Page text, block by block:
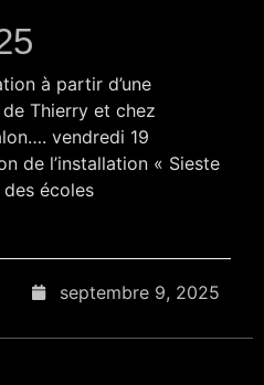
à partir d’une
Thierry et chez
vendredi 19
de l’installation « Sieste
écoles
septembre 9, 2025